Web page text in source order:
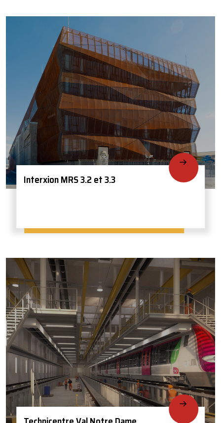
Interxion MRS 3.2 et 3.3